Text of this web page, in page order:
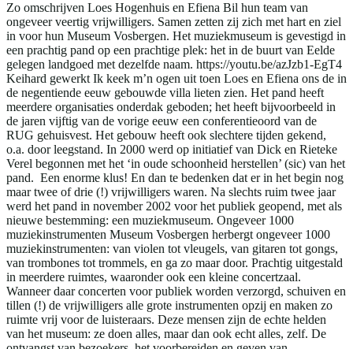
Zo omschrijven Loes Hogenhuis en Efiena Bil hun team van
ongeveer veertig vrijwilligers. Samen zetten zij zich met hart en ziel
in voor hun Museum Vosbergen. Het muziekmuseum is gevestigd in
een prachtig pand op een prachtige plek: het in de buurt van Eelde
gelegen landgoed met dezelfde naam. https://youtu.be/azJzb1-EgT4
Keihard gewerkt Ik keek m’n ogen uit toen Loes en Efiena ons de in
de negentiende eeuw gebouwde villa lieten zien. Het pand heeft
meerdere organisaties onderdak geboden; het heeft bijvoorbeeld in
de jaren vijftig van de vorige eeuw een conferentieoord van de
RUG gehuisvest. Het gebouw heeft ook slechtere tijden gekend,
o.a. door leegstand. In 2000 werd op initiatief van Dick en Rieteke
Verel begonnen met het ‘in oude schoonheid herstellen’ (sic) van het
pand. Een enorme klus! En dan te bedenken dat er in het begin nog
maar twee of drie (!) vrijwilligers waren. Na slechts ruim twee jaar
werd het pand in november 2002 voor het publiek geopend, met als
nieuwe bestemming: een muziekmuseum. Ongeveer 1000
muziekinstrumenten Museum Vosbergen herbergt ongeveer 1000
muziekinstrumenten: van violen tot vleugels, van gitaren tot gongs,
van trombones tot trommels, en ga zo maar door. Prachtig uitgestald
in meerdere ruimtes, waaronder ook een kleine concertzaal.
Wanneer daar concerten voor publiek worden verzorgd, schuiven en
tillen (!) de vrijwilligers alle grote instrumenten opzij en maken zo
ruimte vrij voor de luisteraars. Deze mensen zijn de echte helden
van het museum: ze doen alles, maar dan ook echt alles, zelf. De